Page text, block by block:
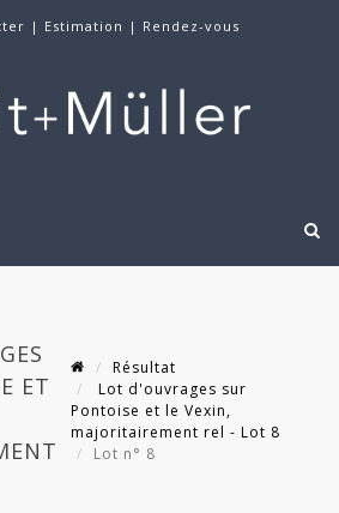
| Estimation | Rendez-vous
ET
Résultat
Lot d'ouvrages sur
Pontoise et le Vexin,
majoritairement rel - Lot 8
Lot n° 8